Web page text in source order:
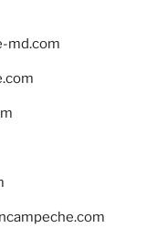
md.com